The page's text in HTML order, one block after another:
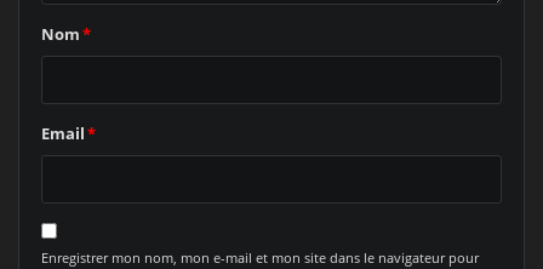
Nom*
Email*
Enregistrer mon nom, mon e-mail et mon site dans le navigateur pour